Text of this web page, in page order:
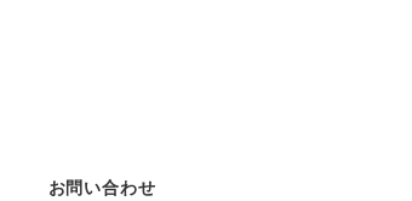
お問い合わせ